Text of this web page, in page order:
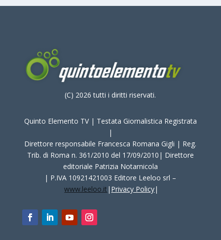
(C) 2026 tutti i diritti riservati.
Quinto Elemento TV | Testata Giornalistica Registrata
|
Direttore responsabile Francesca Romana Gigli | Reg.
Trib. di Roma n. 361/2010 del 17/09/2010| Direttore
editoriale Patrizia Notarnicola
| P.IVA 10921421003 Editore Leeloo srl –
www.leeloo.it | Privacy Policy|